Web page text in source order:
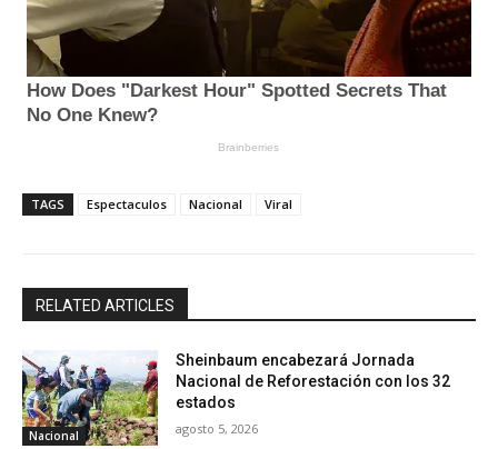
TAGS Espectaculos Nacional Viral
RELATED ARTICLES
Nacional
Sheinbaum encabezará Jornada
Nacional de Reforestación con los 32
estados
agosto 5, 2026